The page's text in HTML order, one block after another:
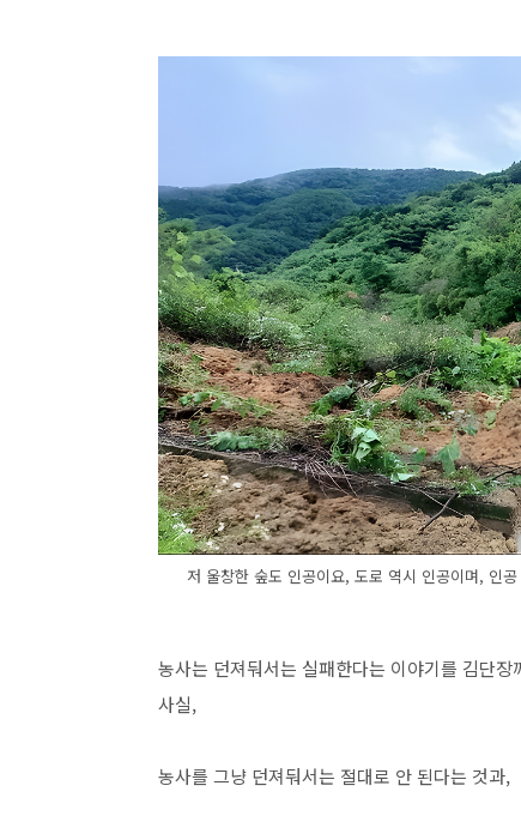
저 울창한 숲도 인공이요, 도로 역시 인공이며, 인
농사는 던져둬서는 실패한다는 이야기를 김단장
사실,
농사를 그냥 던져둬서는 절대로 안 된다는 것과,